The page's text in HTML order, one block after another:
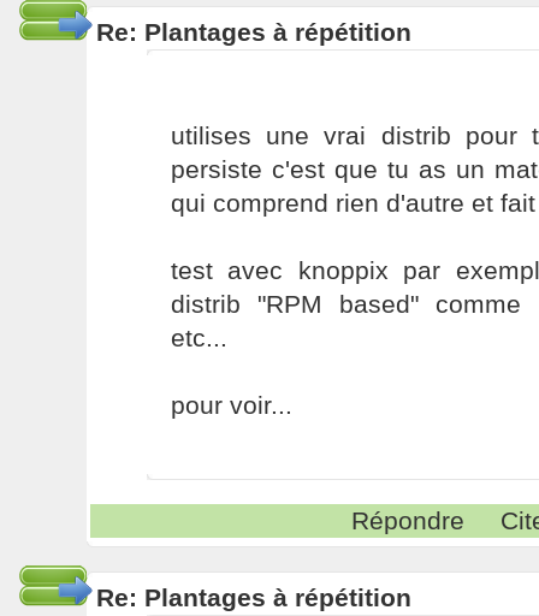
Re: Plantages à répétition
utilises une vrai distrib pour
persiste c'est que tu as un
qui comprend rien d'autre et
test avec knoppix par
distrib "RPM based" comme
etc...
pour voir...
Répondre
Re: Plantages à répétition